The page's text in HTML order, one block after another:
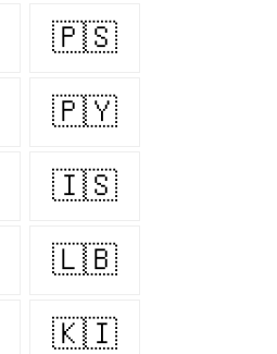
🇵🇸
🇵🇾
🇮🇸
🇱🇧
🇰🇮